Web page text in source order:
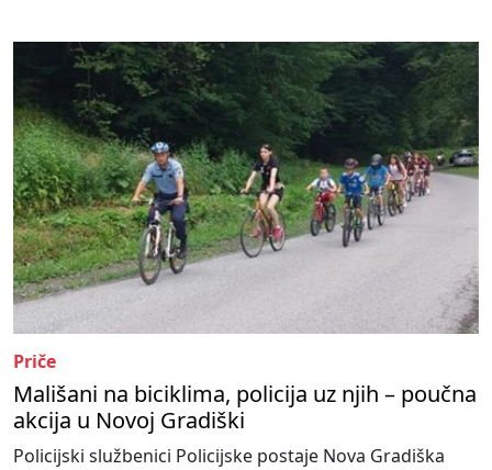
Priče
Mališani na biciklima, policija uz njih – poučna
akcija u Novoj Gradiški
Policijski službenici Policijske postaje Nova Gradiška